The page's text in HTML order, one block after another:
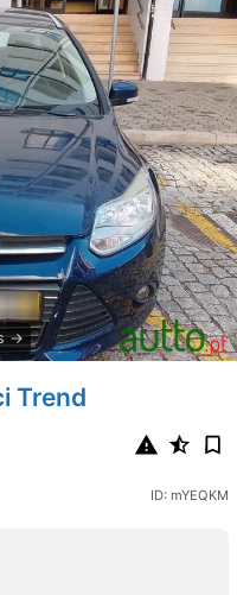
Trend
ID: mYEQKM